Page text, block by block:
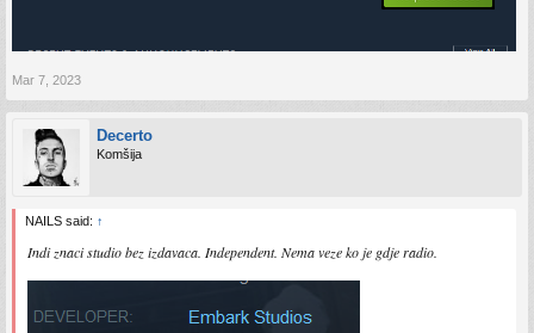
Mar 7, 2023
Decerto
Komšija
NAILS said: ↑
Indi znaci studio bez izdavaca. Independent. Nema veze ko je gdje radio.